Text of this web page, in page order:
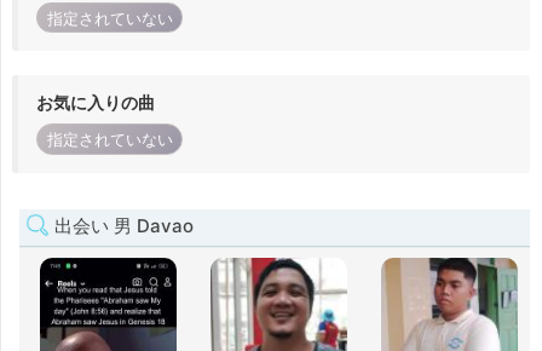
指定されていない
お気に入りの曲
指定されていない
出会い 男 Davao